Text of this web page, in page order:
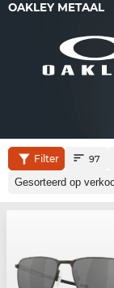
OAKLEY METAAL
Filter 97